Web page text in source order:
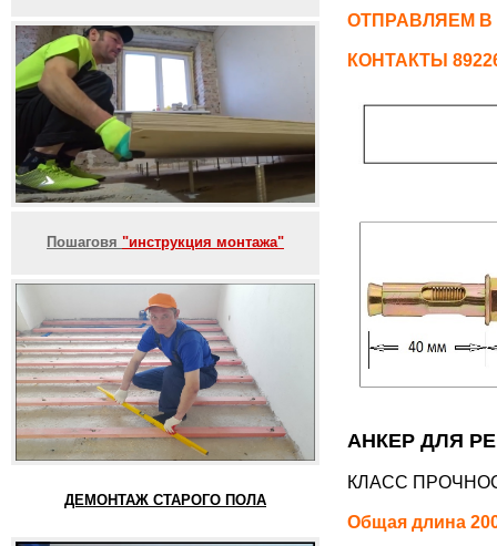
Пошаговя "инструкция монтажа"
ДЕМОНТАЖ СТАРОГО ПОЛА
ОТПРАВЛЯЕМ
КОНТАКТЫ
АНКЕР ДЛЯ
КЛАСС
Общая длина